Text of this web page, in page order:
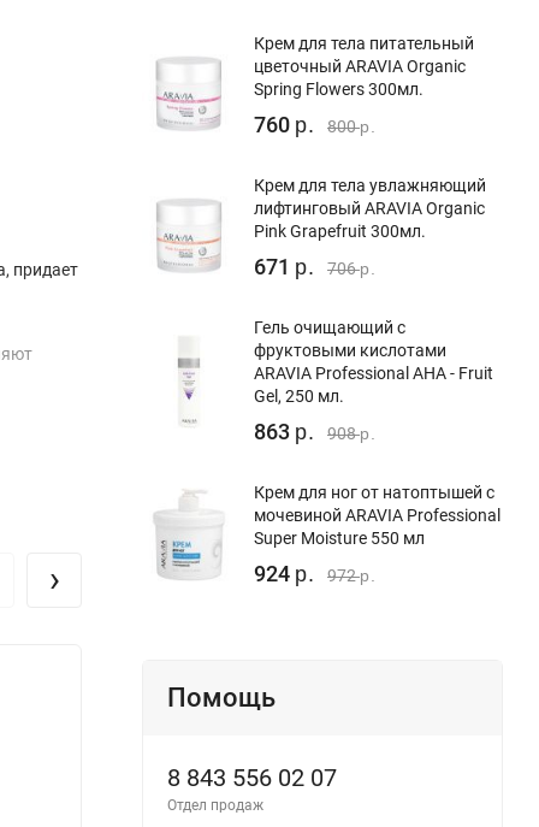
придает
›
Крем для тела питательный
цветочный ARAVIA Organic
Spring Flowers 300мл.
760 р. 800р.
Крем для тела увлажняющий
лифтинговый ARAVIA Organic
Pink Grapefruit 300мл.
671 р. 706р.
Гель очищающий с
фруктовыми кислотами
ARAVIA Professional AHA - Fruit
Gel, 250 мл.
863 р. 908р.
Крем для ног от натоптышей с
мочевиной ARAVIA Professional
Super Moisture 550 мл
924 р. 972р.
Помощь
8 843 556 02 07
Отдел продаж